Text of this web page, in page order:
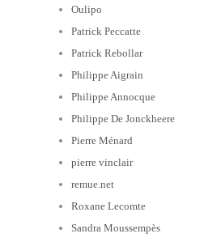
Oulipo
Patrick Peccatte
Patrick Rebollar
Philippe Aigrain
Philippe Annocque
Philippe De Jonckheere
Pierre Ménard
pierre vinclair
remue.net
Roxane Lecomte
Sandra Moussempès